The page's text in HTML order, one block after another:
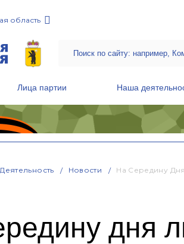
область
Лица партии Наша
Новости На Середину
дня